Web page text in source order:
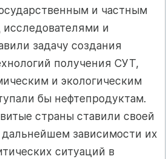
и частным
и
задачу создания
получения СУТ,
и экологическим
бы нефтепродуктам.
страны ставили своей
зависимости их
ситуаций в